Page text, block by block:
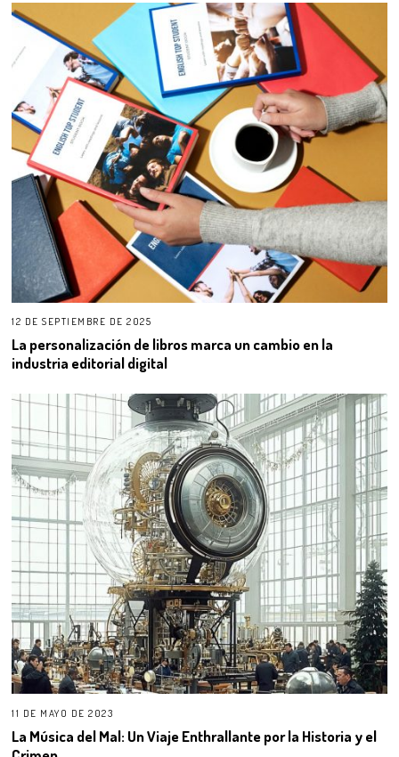
12 DE SEPTIEMBRE DE 2025
La personalización de libros marca un cambio en la
industria editorial digital
11 DE MAYO DE 2023
La Música del Mal: Un Viaje Enthrallante por la Historia y el